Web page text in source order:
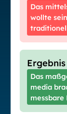
Das
wollte
Ergebnis
Das
media
messbare